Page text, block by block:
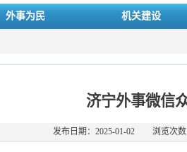
外事为民 机关建设
济宁外事微信
发布日期：2025-01-02 浏览次数